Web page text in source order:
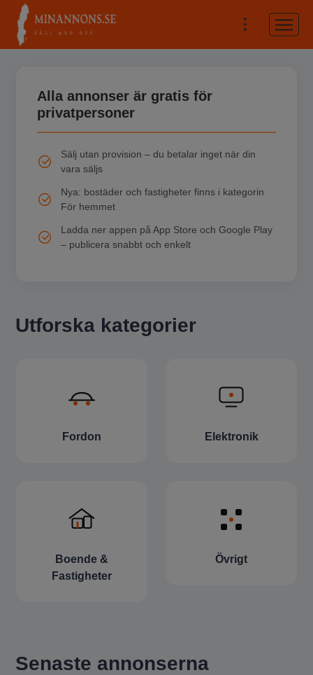
Alla annonser är gratis för
privatpersoner
Sälj utan provision – du betalar inget när din
vara säljs
Nya: bostäder och fastigheter finns i kategorin
För hemmet
Ladda ner appen på App Store och Google Play
– publicera snabbt och enkelt
Utforska kategorier
Fordon Elektronik
Boende &
Fastigheter
Övrigt
Senaste annonserna